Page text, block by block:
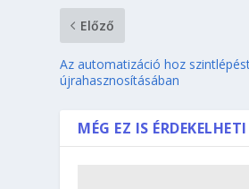
Előző
Az automatizáció hoz
újrahasznosításában
MÉG EZ IS ÉRDEKELHETI